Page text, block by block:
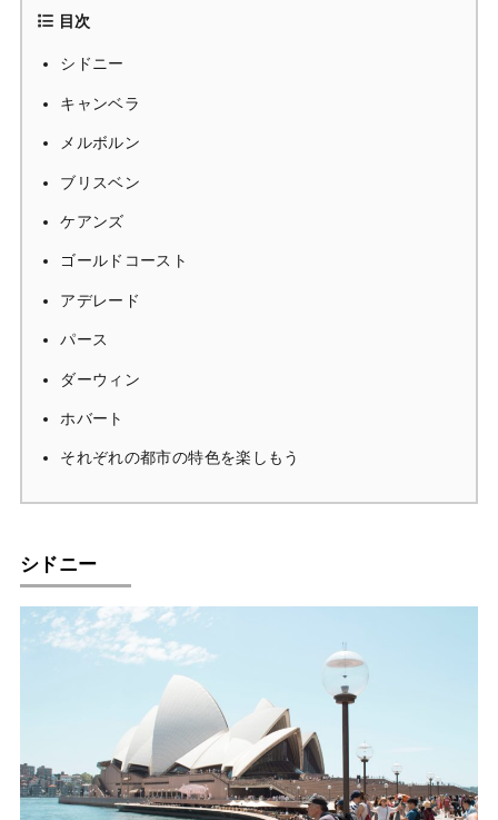
目次
シドニー
キャンベラ
メルボルン
ブリスベン
ケアンズ
ゴールドコースト
アデレード
パース
ダーウィン
ホバート
それぞれの都市の特色を楽しもう
シドニー